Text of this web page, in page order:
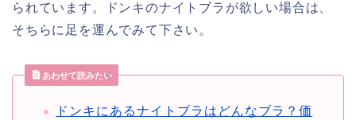
られています。ドンキのナイトブラが欲しい場合は、
そちらに足を運んでみて下さい。
あわせて読みたい
ドンキにあるナイトブラはどんなブラ？価